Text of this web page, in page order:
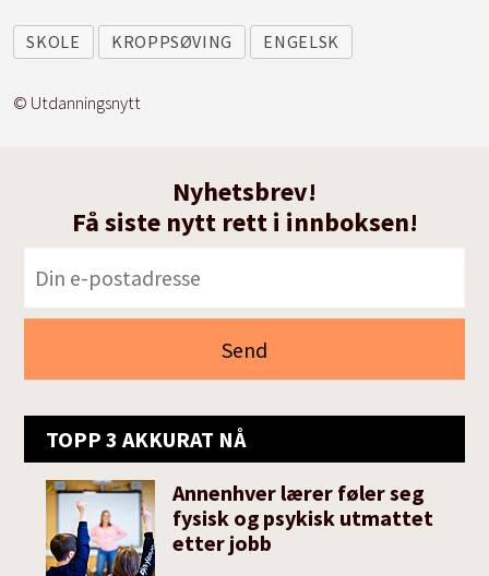
SKOLE KROPPSØVING ENGELSK
© Utdanningsnytt
Nyhetsbrev!
Få siste nytt rett i innboksen!
TOPP 3 AKKURAT NÅ
Annenhver lærer føler seg
fysisk og psykisk utmattet
etter jobb